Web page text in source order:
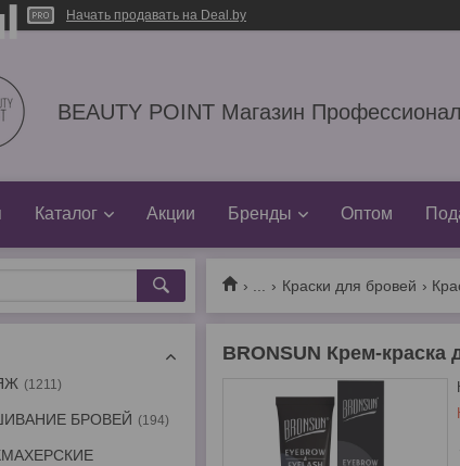
Начать продавать на Deal.by
BEAUTY POINT Магазин
Каталог Акции Бренды Оптом
Краски для бровей
BRONSUN Крем-
1211
БРОВЕЙ 194